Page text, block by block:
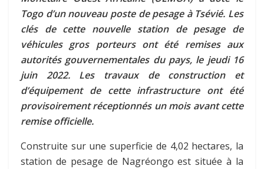
Togo d’un nouveau poste de pesage à Tsévié. Les
clés de cette nouvelle station de pesage de
véhicules gros porteurs ont été remises aux
autorités gouvernementales du pays, le jeudi 16
juin 2022. Les travaux de construction et
d’équipement de cette infrastructure ont été
provisoirement réceptionnés un mois avant cette
remise officielle.
Construite sur une superficie de 4,02 hectares, la
station de pesage de Nagréongo est située à la